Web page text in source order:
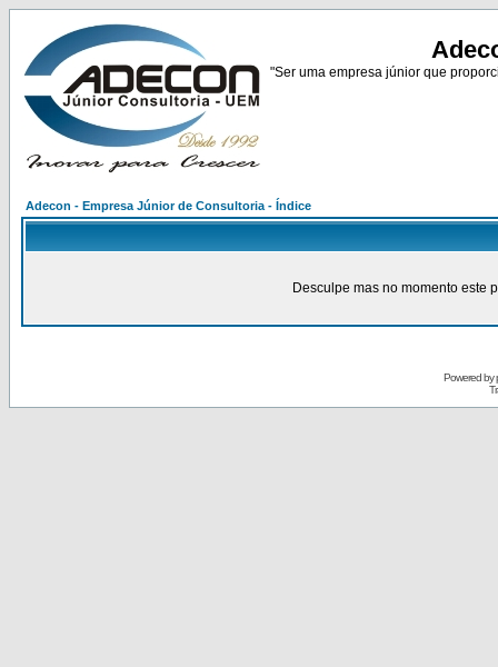
"Ser uma empresa júnior que
Adecon - Empresa Júnior de Consultoria - Índice
Desculpe mas no momento este
Powered by